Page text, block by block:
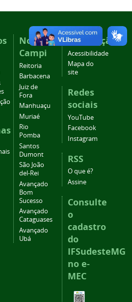
Nossos
Campi
Reitoria
Barbacena
Juiz de
Fora
Manhuaçu
Muriaé
Rio
Pomba
Santos
Dumont
São João
del-Rei
Avançado
Bom
Sucesso
Avançado
Cataguases
Avançado
Ubá
Navegação
Acessibilidade
Mapa do
site
Redes
sociais
YouTube
Facebook
Instagram
RSS
O que é?
Assine
Consulte
o
cadastro
do
IFSudesteMG
no e-
MEC